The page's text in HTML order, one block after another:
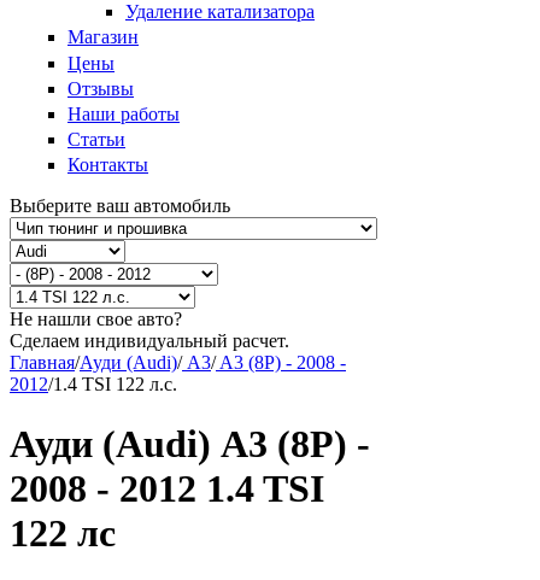
Удаление катализатора
Магазин
Цены
Отзывы
Наши работы
Статьи
Контакты
Выберите ваш автомобиль
Не нашли свое авто?
Сделаем индивидуальный расчет.
Главная/Ауди (Audi)/A3/A3 (8P) - 2008 -
2012/1.4 TSI 122 л.с.
Ауди (Audi) A3 (8P) -
2008 - 2012 1.4 TSI
122 лс